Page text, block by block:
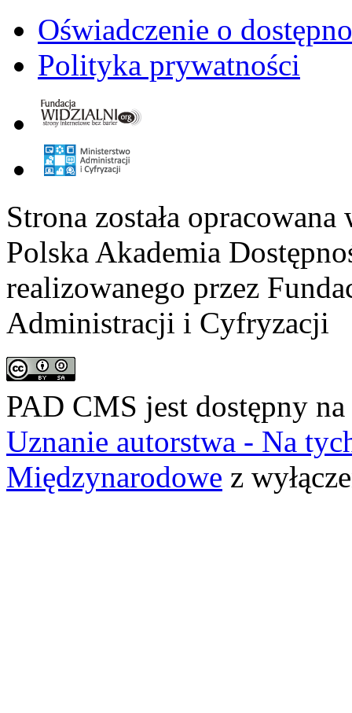
Oświadczenie o
Polityka prywatności
Strona została
Polska Akademia
realizowanego przez
Administracji i Cyfryzacji
PAD CMS jest dostępny na
Uznanie autorstwa - Na
Międzynarodowe z